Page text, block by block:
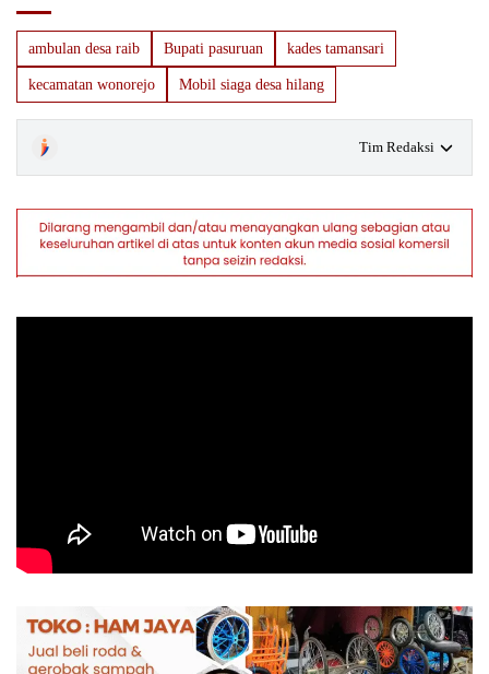
ambulan desa raib Bupati pasuruan kades tamansari
kecamatan wonorejo Mobil siaga desa hilang
Tim Redaksi